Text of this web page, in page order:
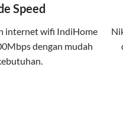
rumah,
layanan
Speed
internet wifi IndiHome
dengan mudah